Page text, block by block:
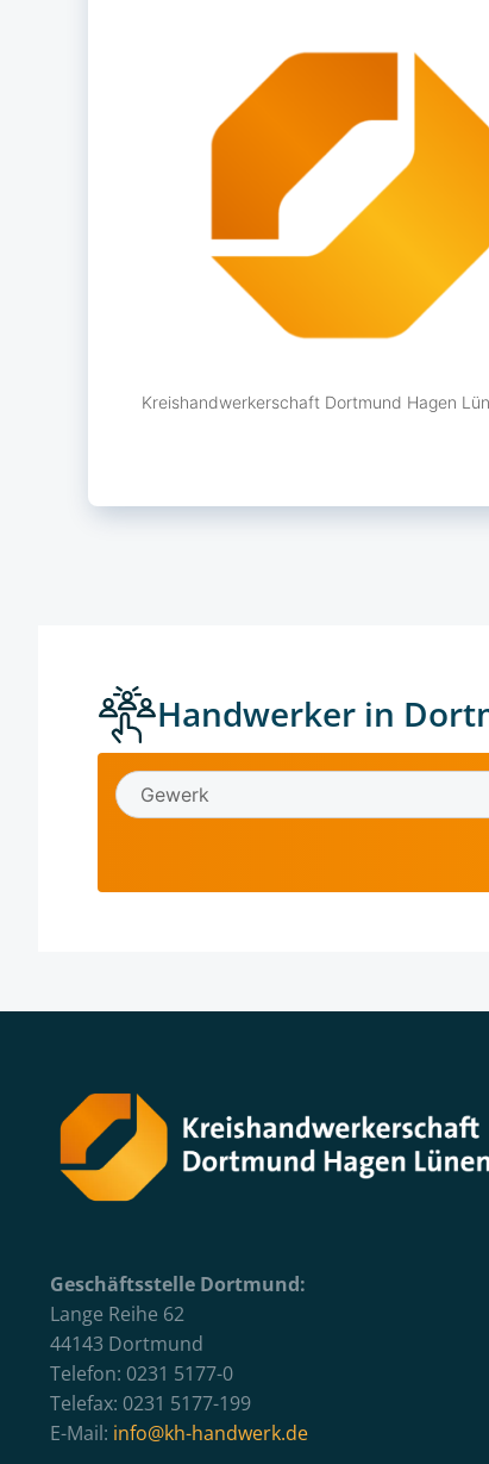
Kreishandwerkerschaft Dortmund Hagen
Handwerker in
Geschäftsstelle Dortmund:
Lange Reihe 62
44143 Dortmund
Telefon: 0231 5177-0
Telefax: 0231 5177-199
E-Mail: info@kh-handwerk.de